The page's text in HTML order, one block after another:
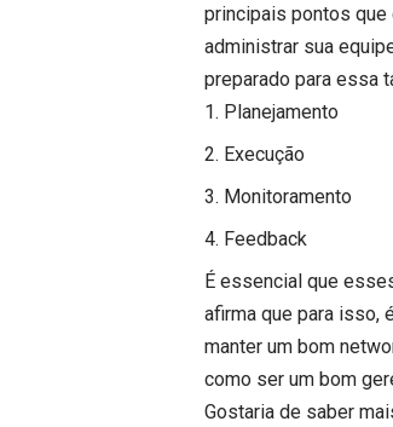
principais pontos
administrar sua
preparado para essa
Planejamento
Execução
Monitoramento
Feedback
É essencial que
afirma que para isso,
manter um bom
como ser um bom
Gostaria de saber